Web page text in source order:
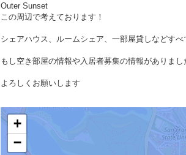
Outer Sunset
この周辺で考えております！
シェアハウス、ルームシェア、一部屋貸しなどす
もし空き部屋の情報や入居者募集の情報がありま
よろしくお願いします
+
−